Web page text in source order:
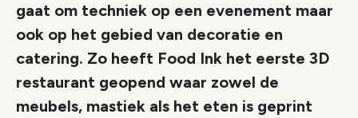
gaat om techniek op een evenement maar
ook op het gebied van decoratie en
catering. Zo heeft Food Ink het eerste 3D
restaurant geopend waar zowel de
meubels, mastiek als het eten is geprint